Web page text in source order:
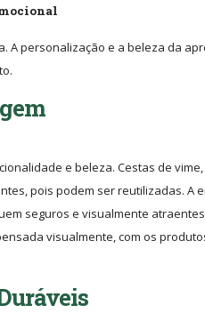
A personalização e a beleza da
e beleza. Cestas de
pois podem ser reutilizadas. A
seguros e visualmente
visualmente, com os